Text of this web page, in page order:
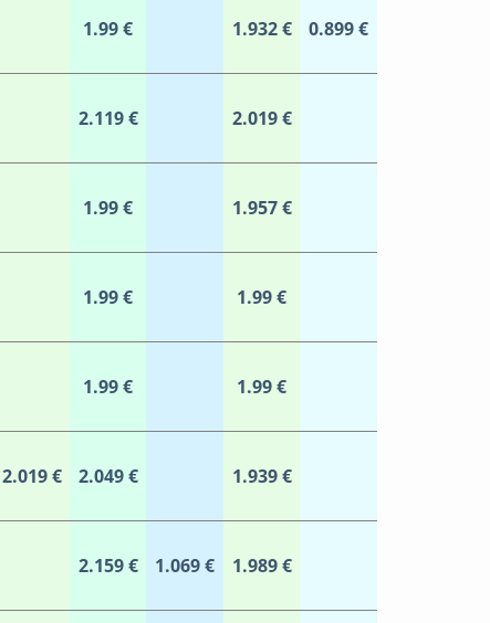
1.99 € 1.932 € 0.899 €
2.119 € 2.019 €
1.99 € 1.957 €
1.99 € 1.99 €
1.99 € 1.99 €
2.019 € 2.049 € 1.939 €
2.159 € 1.069 € 1.989 €